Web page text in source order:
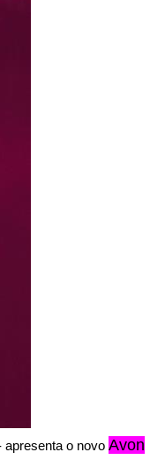
apresenta o novo Avon